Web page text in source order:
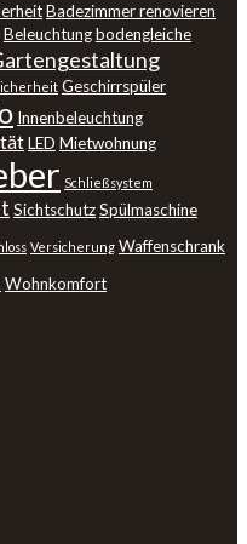
Badezimmer renovieren
Beleuchtungbodengleiche
Geschirrspüler
Innenbeleuchtung
LED Mietwohnung
Schließsystem
SichtschutzSpülmaschine
Versicherung Waffenschrank
Wohnkomfort